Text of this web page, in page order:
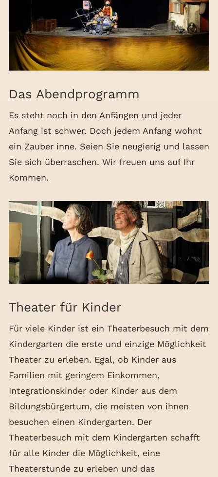
Das Abendprogramm
Es steht noch in den Anfängen und jeder
Anfang ist schwer. Doch jedem Anfang wohnt
ein Zauber inne. Seien Sie neugierig und lassen
Sie sich überraschen. Wir freuen uns auf Ihr
Kommen.
Theater für Kinder
Für viele Kinder ist ein Theaterbesuch mit dem
Kindergarten die erste und einzige Möglichkeit
Theater zu erleben. Egal, ob Kinder aus
Familien mit geringem Einkommen,
Integrationskinder oder Kinder aus dem
Bildungsbürgertum, die meisten von ihnen
besuchen einen Kindergarten. Der
Theaterbesuch mit dem Kindergarten schafft
für alle Kinder die Möglichkeit, eine
Theaterstunde zu erleben und das